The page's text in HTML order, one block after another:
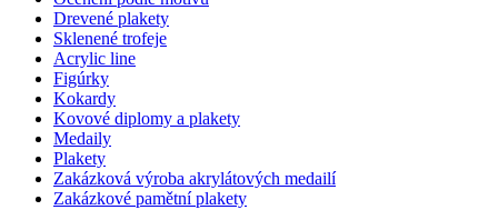
Drevené plakety
Sklenené trofeje
Acrylic line
Figúrky
Kokardy
Kovové diplomy a plakety
Medaily
Plakety
Zakázková výroba akrylátových medailí
Zakázkové pamětní plakety